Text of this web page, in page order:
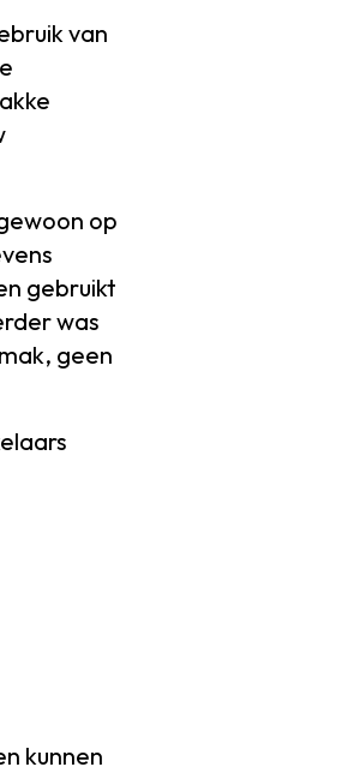
van
op
gebruikt
was
geen
kunnen